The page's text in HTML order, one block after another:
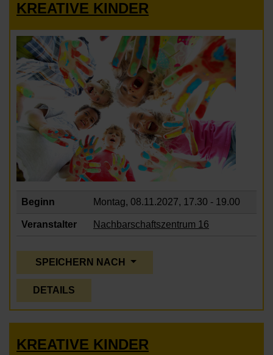
KREATIVE KINDER
Beginn Montag, 08.11.2027, 17.30 - 19.00
Veranstalter Nachbarschaftszentrum 16
SPEICHERN NACH
DETAILS
KREATIVE KINDER